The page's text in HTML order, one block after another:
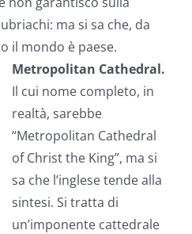
ubriachi: ma si sa che, da
il mondo è paese.
Metropolitan Cathedral.
Il cui nome completo, in
realtà, sarebbe
“Metropolitan Cathedral
of Christ the King”, ma si
sa che l’inglese tende alla
sintesi. Si tratta di
un’imponente cattedrale